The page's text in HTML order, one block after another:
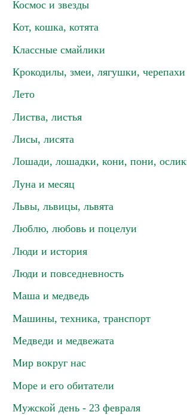
Космос и звезды
Кот, кошка, котята
Классные смайлики
Крокодилы, змеи, лягушки, черепахи
Лето
Листва, листья
Лисы, лисята
Лошади, лошадки, кони, пони,
Луна и месяц
Львы, львицы, львята
Люблю, любовь и поцелуи
Люди и история
Люди и повседневность
Маша и медведь
Машины, техника, транспорт
Медведи и медвежата
Мир вокруг нас
Море и его обитатели
Мужской день - 23 февраля